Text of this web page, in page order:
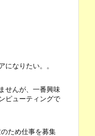
になりたい。。
せんが、一番興味
ピューティングで
ため仕事を募集